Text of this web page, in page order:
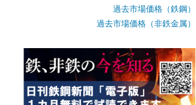
過去市場価格（鉄鋼）
過去市場価格（非鉄金属）